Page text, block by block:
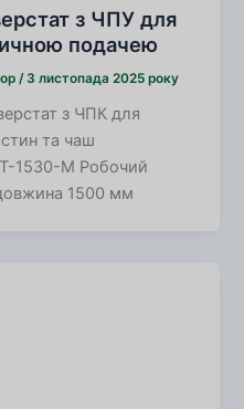
з ЧПУ для
подачею
/ 3 листопада 2025 року
з ЧПК для
та чаш
1530-M Робочий
1500 мм